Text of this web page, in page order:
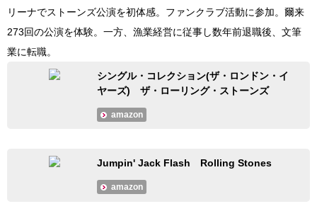
リーナでストーンズ公演を初体感。ファンクラブ活動に参加。爾来
273回の公演を体験。一方、漁業経営に従事し数年前退職後、文筆
業に転職。
シングル・コレクション(ザ・ロンドン・イ
ヤーズ) ザ・ローリング・ストーンズ
amazon
Jumpin' Jack Flash Rolling Stones
amazon